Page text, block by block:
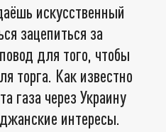
искусственный
зацепиться за
для того, чтобы
торга. Как известно
газа через Украину
интересы.